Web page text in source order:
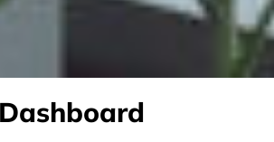
Dashboard